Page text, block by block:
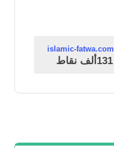
islamic-fatwa.com
131ألف نقاط